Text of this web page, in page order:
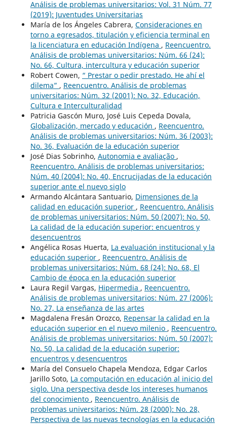
Análisis de problemas universitarios: Vol. 31 Núm. 77
(2019): Juventudes Universitarias
María de los Ángeles Cabrera, Consideraciones en
torno a egresados, titulación y eficiencia terminal en
la licenciatura en educación Indígena , Reencuentro.
Análisis de problemas universitarios: Núm. 66 (24):
No. 66, Cultura, intercultura y educación superior
Robert Cowen, “ Prestar o pedir prestado. He ahí el
dilema” , Reencuentro. Análisis de problemas
universitarios: Núm. 32 (2001): No. 32, Educación,
Cultura e Interculturalidad
Patricia Gascón Muro, José Luis Cepeda Dovala,
Globalización, mercado y educación , Reencuentro.
Análisis de problemas universitarios: Núm. 36 (2003):
No. 36, Evaluación de la educación superior
José Dias Sobrinho, Autonomia e avaliação ,
Reencuentro. Análisis de problemas universitarios:
Núm. 40 (2004): No. 40, Encrucijadas de la educación
superior ante el nuevo siglo
Armando Alcántara Santuario, Dimensiones de la
calidad en educación superior , Reencuentro. Análisis
de problemas universitarios: Núm. 50 (2007): No. 50,
La calidad de la educación superior: encuentros y
desencuentros
Angélica Rosas Huerta, La evaluación institucional y la
educación superior , Reencuentro. Análisis de
problemas universitarios: Núm. 68 (24): No. 68, El
Cambio de época en la educación superior
Laura Regil Vargas, Hipermedia , Reencuentro.
Análisis de problemas universitarios: Núm. 27 (2006):
No. 27, La enseñanza de las artes
Magdalena Fresán Orozco, Repensar la calidad en la
educación superior en el nuevo milenio , Reencuentro.
Análisis de problemas universitarios: Núm. 50 (2007):
No. 50, La calidad de la educación superior:
encuentros y desencuentros
María del Consuelo Chapela Mendoza, Edgar Carlos
Jarillo Soto, La computación en educación al inicio del
siglo. Una perspectiva desde los intereses humanos
del conocimiento , Reencuentro. Análisis de
problemas universitarios: Núm. 28 (2000): No. 28,
Perspectiva de las nuevas tecnologías en la educación